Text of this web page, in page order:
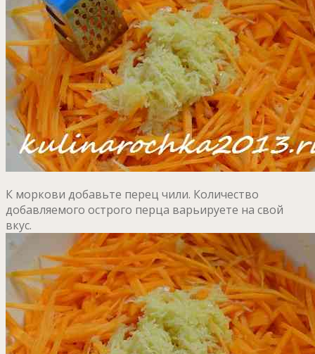
К моркови добавьте перец чили. Количество
добавляемого острого перца варьируете на свой
вкус.